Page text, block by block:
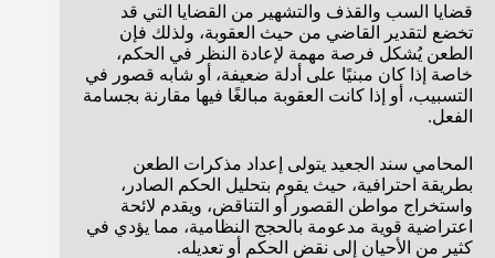
قضايا السب والقذف والتشهير من القضايا التي قد
تخضع لتقدير القاضي من حيث العقوبة، ولذلك فإن
الطعن يُشكل فرصة مهمة لإعادة النظر في الحكم،
خاصة إذا كان مبنيًا على أدلة ضعيفة، أو شابه قصور في
التسبيب، أو إذا كانت العقوبة مبالغًا فيها مقارنة بجسامة
الفعل.
المحامي سند الجعيد يتولى إعداد مذكرات الطعن
بطريقة احترافية، حيث يقوم بتحليل الحكم الصادر،
واستخراج مواطن القصور أو التناقض، ويقدم لائحة
اعتراضية قوية مدعومة بالحجج النظامية، مما يؤدي في
كثير من الأحيان إلى نقض الحكم أو تعديله.